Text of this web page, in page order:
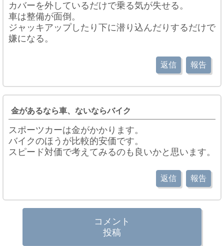
カバーを外しているだけで乗る気が失せる。
車は整備が面倒。
ジャッキアップしたり下に潜り込んだりするだけで
嫌になる。
返信 報告
金があるなら車、ないならバイク
スポーツカーは金がかかります。
バイクのほうが比較的安価です。
スピード対価で考えてみるのも良いかと思います。
返信 報告
コメント
投稿